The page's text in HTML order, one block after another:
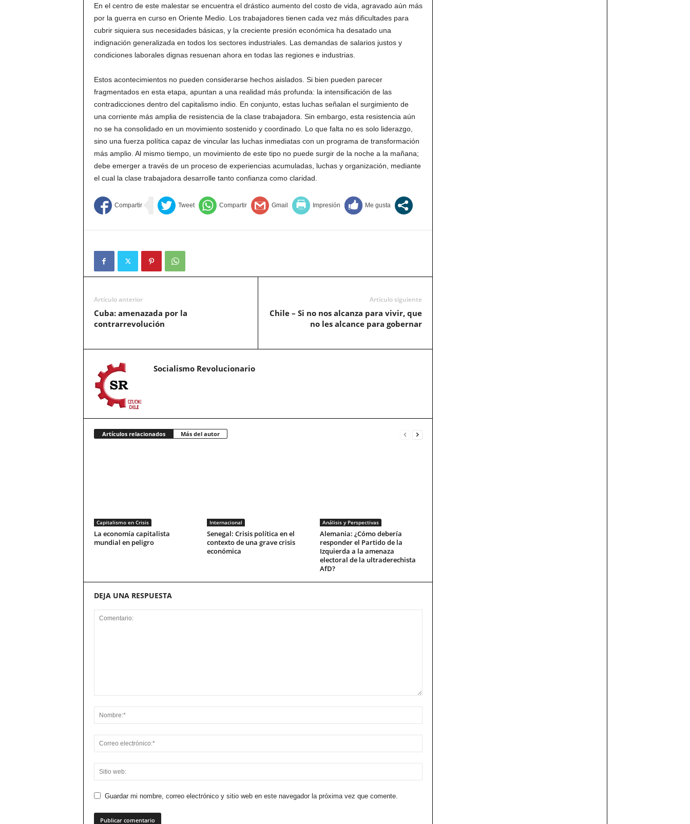
En el centro de este malestar se encuentra el drástico aumento del costo de vida, agravado aún más
por la guerra en curso en Oriente Medio. Los trabajadores tienen cada vez más dificultades para
cubrir siquiera sus necesidades básicas, y la creciente presión económica ha desatado una
indignación generalizada en todos los sectores industriales. Las demandas de salarios justos y
condiciones laborales dignas resuenan ahora en todas las regiones e industrias.
Estos acontecimientos no pueden considerarse hechos aislados. Si bien pueden parecer
fragmentados en esta etapa, apuntan a una realidad más profunda: la intensificación de las
contradicciones dentro del capitalismo indio. En conjunto, estas luchas señalan el surgimiento de
una corriente más amplia de resistencia de la clase trabajadora. Sin embargo, esta resistencia aún
no se ha consolidado en un movimiento sostenido y coordinado. Lo que falta no es solo liderazgo,
sino una fuerza política capaz de vincular las luchas inmediatas con un programa de transformación
más amplio. Al mismo tiempo, un movimiento de este tipo no puede surgir de la noche a la mañana;
debe emerger a través de un proceso de experiencias acumuladas, luchas y organización, mediante
el cual la clase trabajadora desarrolle tanto confianza como claridad.
Artículo anterior
Cuba: amenazada por la
contrarrevolución
Artículo siguiente
Chile – Si no nos alcanza para vivir, que
no les alcance para gobernar
Socialismo Revolucionario
Artículos relacionados Más del autor
Capitalismo en Crisis
La economía capitalista
mundial en peligro
Internacional
Senegal: Crisis política en el
contexto de una grave crisis
económica
Análisis y Perspectivas
Alemania: ¿Cómo debería
responder el Partido de la
Izquierda a la amenaza
electoral de la ultraderechista
AfD?
DEJA UNA RESPUESTA
Guardar mi nombre, correo electrónico y sitio web en este navegador la próxima vez que comente.